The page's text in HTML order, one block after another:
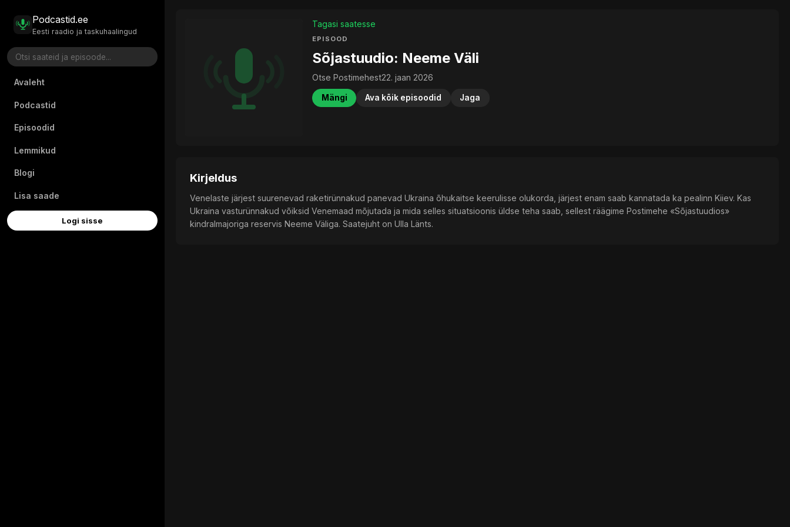
Podcastid.ee
Eesti raadio ja taskuhaalingud
Avaleht
Podcastid
Episoodid
Lemmikud
Blogi
Lisa saade
Logi sisse
Tagasi saatesse
EPISOOD
Sõjastuudio: Neeme Väli
Otse Postimehest22. jaan 2026
Mängi Ava kõik episoodid Jaga
Kirjeldus
Venelaste järjest suurenevad raketirünnakud panevad Ukraina õhukaitse keerulisse olukorda, järjest enam saab kannatada ka pealinn Kiiev. Kas
Ukraina vasturünnakud võiksid Venemaad mõjutada ja mida selles situatsioonis üldse teha saab, sellest räägime Postimehe «Sõjastuudios»
kindralmajoriga reservis Neeme Väliga. Saatejuht on Ulla Länts.